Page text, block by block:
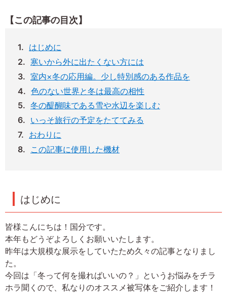
【この記事の目次】
はじめに
寒いから外に出たくない方には
室内×冬の応用編。少し特別感のある作品を
色のない世界と冬は最高の相性
冬の醍醐味である雪や水辺を楽しむ
いっそ旅行の予定をたててみる
おわりに
この記事に使用した機材
はじめに
皆様こんにちは！国分です。
本年もどうぞよろしくお願いいたします。
昨年は大規模な展示をしていたため久々の記事となりまし
た。
今回は「冬って何を撮ればいいの？」というお悩みをチラ
ホラ聞くので、私なりのオススメ被写体をご紹介します！